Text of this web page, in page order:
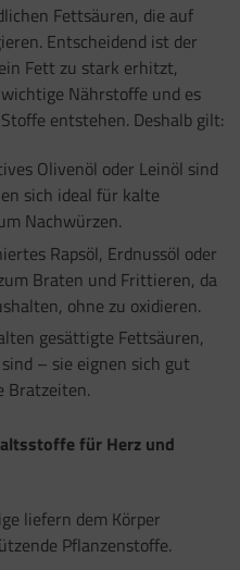
Fettsäuren, die auf
Entscheidend ist der
Fett zu stark erhitzt,
Nährstoffe und es
entstehen. Deshalb gilt:
Olivenöl oder Leinöl sind
sich ideal für kalte
Nachwürzen.
Rapsöl, Erdnussöl oder
Braten und Frittieren, da
ohne zu oxidieren.
gesättigte Fettsäuren,
– sie eignen sich gut
Bratzeiten.
für Herz und
liefern dem Körper
Pflanzenstoffe.